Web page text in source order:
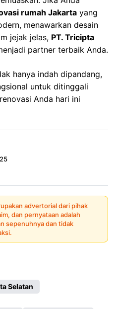
rumah Jakarta yang
menawarkan desain
jejak jelas, PT. Tricipta
partner terbaik Anda.
hanya indah dipandang,
untuk ditinggali
Anda hari ini
advertorial dari pihak
dan pernyataan adalah
sepenuhnya dan tidak
Selatan